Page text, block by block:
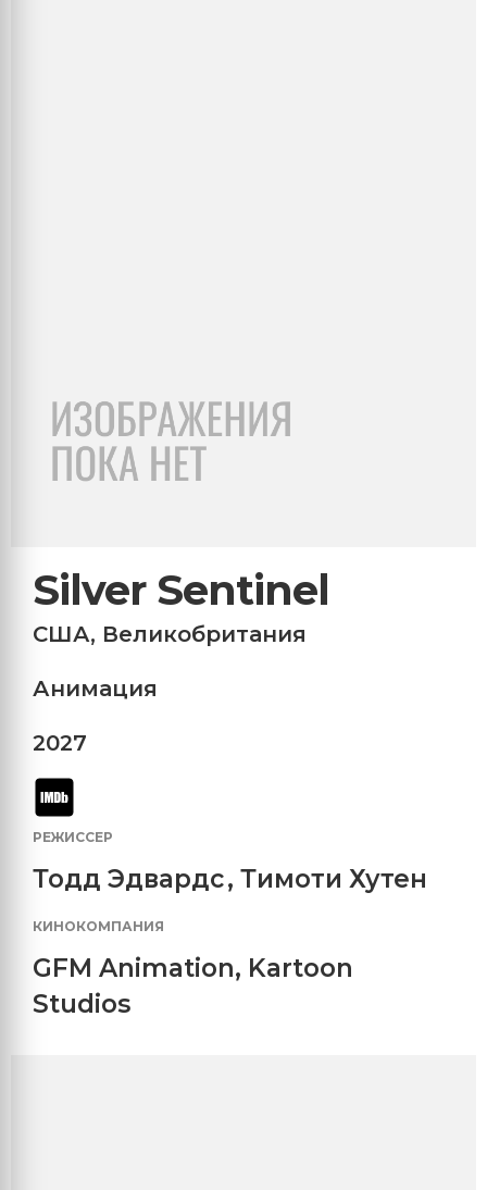
Silver Sentinel
США, Великобритания
Анимация
2027
РЕЖИССЕР
Тодд Эдвардс, Тимоти Хутен
КИНОКОМПАНИЯ
GFM Animation, Kartoon
Studios